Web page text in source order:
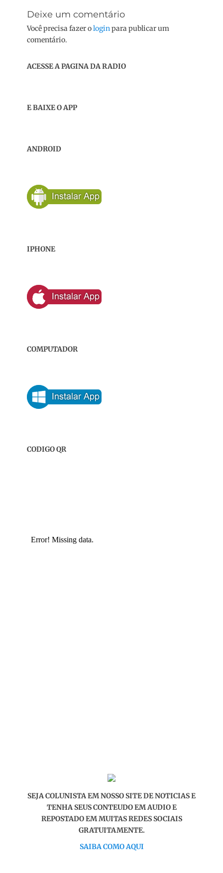
Deixe um comentário
Você precisa fazer ologinpara publicar um
comentário.
ACESSE A PAGINA DA RADIO
E BAIXE O APP
ANDROID
IPHONE
COMPUTADOR
CODIGO QR
SEJA COLUNISTA EM NOSSO SITE DE NOTICIAS E
TENHA SEUS CONTEUDO EM AUDIO E
REPOSTADO EM MUITAS REDES SOCIAIS
GRATUITAMENTE.
SAIBA COMO AQUI